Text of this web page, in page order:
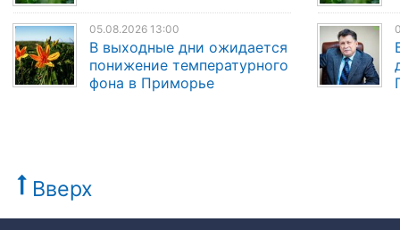
05.08.2026 13:00
В выходные дни ожидается
понижение температурного
фона в Приморье
Вверх